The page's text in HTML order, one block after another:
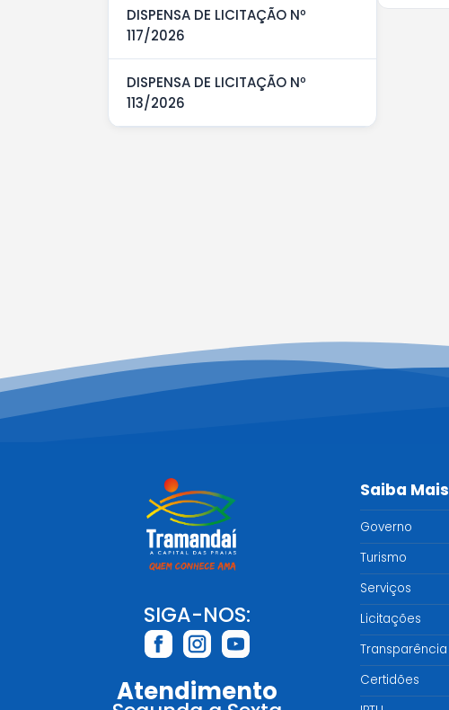
DISPENSA DE LICITAÇÃO Nº
117/2026
DISPENSA DE LICITAÇÃO Nº
113/2026
SIGA-NOS:
Atendimento
Saiba Mais
Governo
Turismo
Serviços
Licitações
Transparência
Certidões